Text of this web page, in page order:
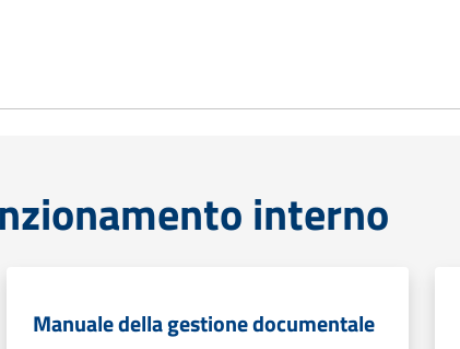
interno
Manuale della gestione documentale